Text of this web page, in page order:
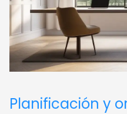
Planificación y